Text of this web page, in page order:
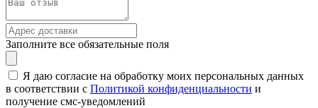
Заполните все обязательные поля
Я даю согласие на обработку моих персональных данных
в соответствии с Политикой конфиденциальности и
получение смс-уведомлений